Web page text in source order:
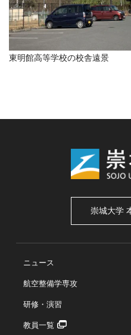
東明館高等学校の校舎遠景
崇城大学
ニュース
航空整備学専攻
研修・演習
教員一覧